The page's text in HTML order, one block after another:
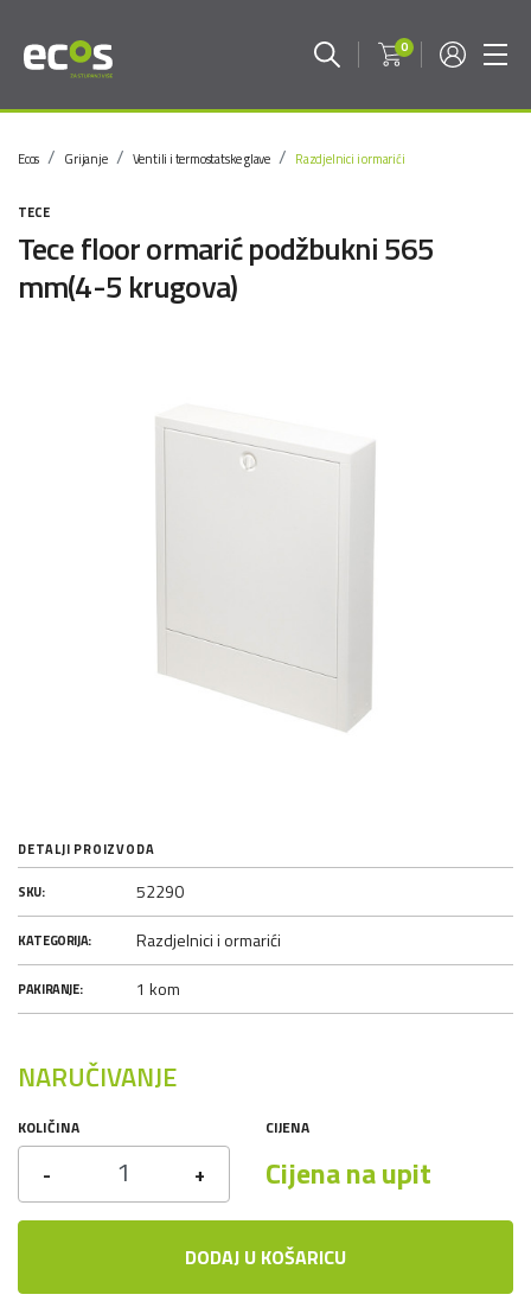
0
Ecos Grijanje Ventili i termostatske glave Razdjelnici i ormarići
TECE
Tece floor ormarić podžbukni 565
mm(4-5 krugova)
DETALJI PROIZVODA
SKU: 52290
KATEGORIJA: Razdjelnici i ormarići
PAKIRANJE: 1 kom
NARUČIVANJE
KOLIČINA
- +
CIJENA
Cijena na upit
DODAJ U KOŠARICU